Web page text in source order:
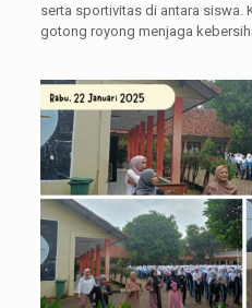
serta sportivitas di antara siswa.
gotong royong menjaga